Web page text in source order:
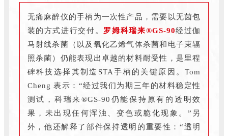
无痛麻醉仪的手柄为一次性产品，需要以无菌包
装的方式进行交付。 罗姆科瑞来®GS-90经过伽
马射线杀菌（以及氧化乙烯气体杀菌和电子束辐
照杀菌）仍能表现出卓越的材料耐受性，是里程
碑科技选择其制造STA手柄的关键原因。Tom
Cheng 表示：“经过我们为期三年的材料稳定性
测试，科瑞来®GS-90仍能保持原有的透明效
果，未出现任何浑浊、变色或脆化现象。”另
外，他还解释了部件保持透明的重要性：“透明